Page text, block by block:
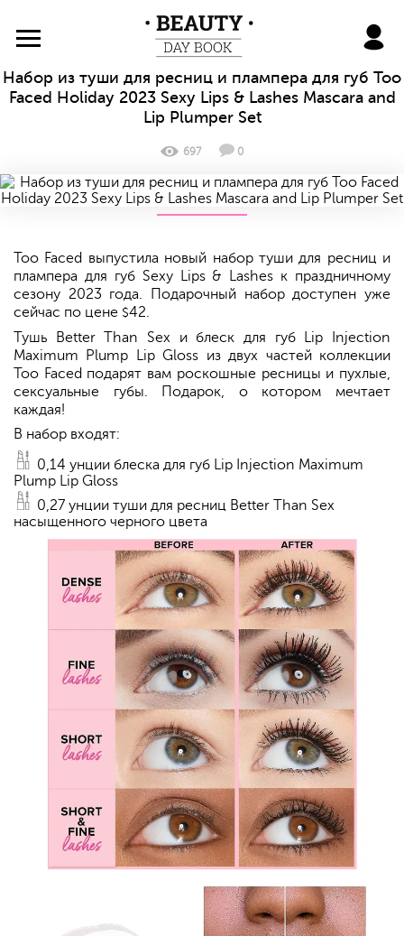
BeautyDayBook
Набор из туши для ресниц и плампера для губ Too
Faced Holiday 2023 Sexy Lips & Lashes Mascara and
Lip Plumper Set
697 0
Too Faced выпустила новый набор туши для ресниц и
плампера для губ Sexy Lips & Lashes к праздничному
сезону 2023 года. Подарочный набор доступен уже
сейчас по цене $42.
Тушь Better Than Sex и блеск для губ Lip Injection
Maximum Plump Lip Gloss из двух частей коллекции
Too Faced подарят вам роскошные ресницы и пухлые,
сексуальные губы. Подарок, о котором мечтает
каждая!
В набор входят:
0,14 унции блеска для губ Lip Injection Maximum
Plump Lip Gloss
0,27 унции туши для ресниц Better Than Sex
насыщенного черного цвета